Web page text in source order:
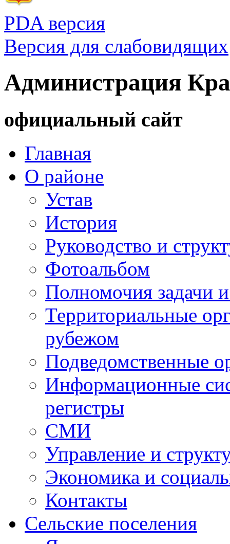
PDA версия
Версия для слабовидящих
Администрация
официальный сайт
Главная
О районе
Устав
История
Руководство и
Фотоальбом
Полномочия задачи
Территориальные
рубежом
Подведомственные
Информационные
регистры
СМИ
Управление и
Экономика и
Контакты
Сельские поселения